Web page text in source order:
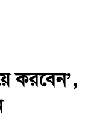
করবেন’,